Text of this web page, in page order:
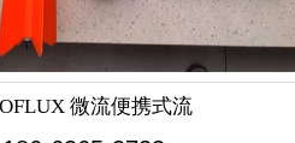
186-6365-3723